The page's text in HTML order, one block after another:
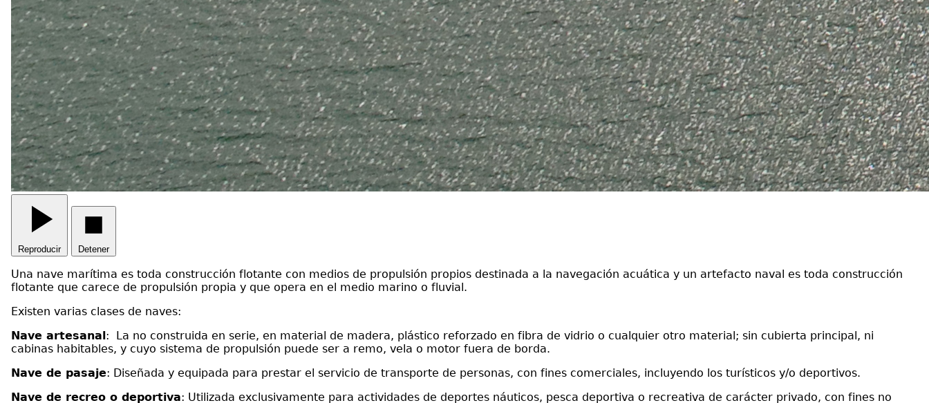
Reproducir Detener
Una nave marítima es toda construcción flotante con medios de propulsión propios destinada a la navegación acuática y un artefacto naval es toda construcción
flotante que carece de propulsión propia y que opera en el medio marino o fluvial.
Existen varias clases de naves:
Nave artesanal: La no construida en serie, en material de madera, plástico reforzado en fibra de vidrio o cualquier otro material; sin cubierta principal, ni
cabinas habitables, y cuyo sistema de propulsión puede ser a remo, vela o motor fuera de borda.
Nave de pasaje: Diseñada y equipada para prestar el servicio de transporte de personas, con fines comerciales, incluyendo los turísticos y/o deportivos.
Nave de recreo o deportiva: Utilizada exclusivamente para actividades de deportes náuticos, pesca deportiva o recreativa de carácter privado, con fines no